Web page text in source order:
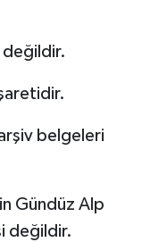
değildir.
belgeleri
Gündüz Alp
değildir.